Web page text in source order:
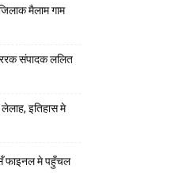
मैलाम गाम
संपादक ललित
इतिहास मे
फाइनल मे पहुँचल